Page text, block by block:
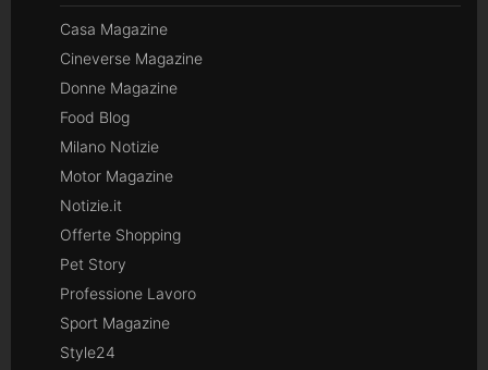
Casa Magazine
Cineverse Magazine
Donne Magazine
Food Blog
Milano Notizie
Motor Magazine
Notizie.it
Offerte Shopping
Pet Story
Professione Lavoro
Sport Magazine
Style24